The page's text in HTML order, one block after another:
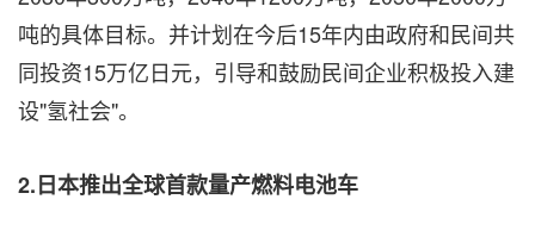
吨的具体目标。并计划在今后15年内由政府和民间共
同投资15万亿日元，引导和鼓励民间企业积极投入建
设"氢社会"。
2.日本推出全球首款量产燃料电池车